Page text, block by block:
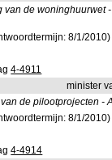
van de
8/1/2010)
4-4911
minister
de pilootprojecten -
8/1/2010)
4-4914